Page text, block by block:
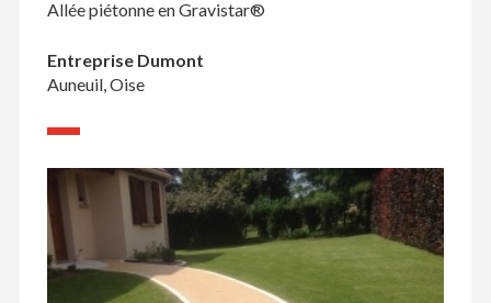
Allée piétonne en Gravistar®
Entreprise Dumont
Auneuil, Oise